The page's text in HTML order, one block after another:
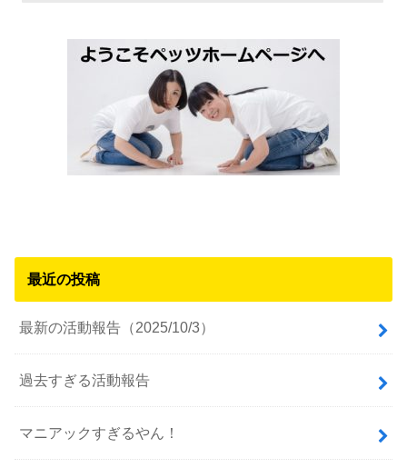
最近の投稿
最新の活動報告（2025/10/3）
過去すぎる活動報告
マニアックすぎるやん！